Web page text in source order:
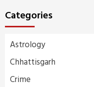
Categories
Astrology
Chhattisgarh
Crime